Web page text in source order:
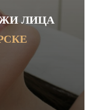
ЛИЦА